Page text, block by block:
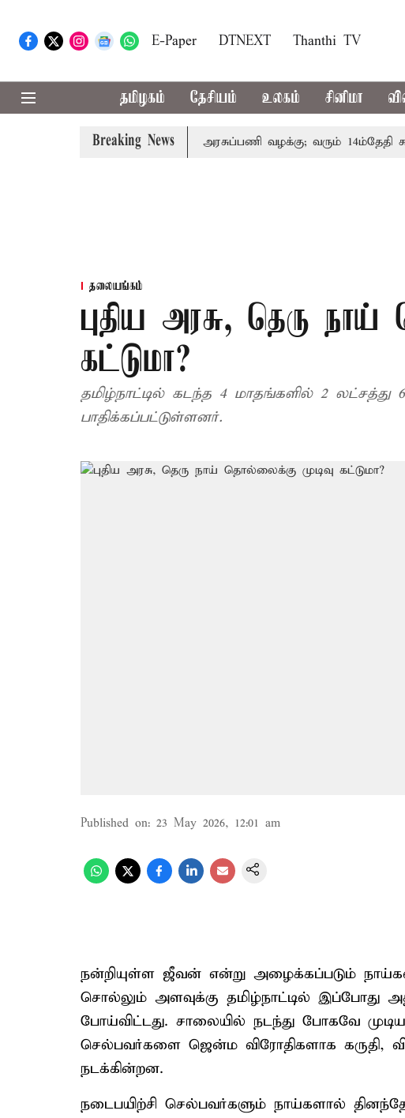
E-Paper DTNEXT Thanthi TV
தமிழகம் தேசியம் உலகம் சினிமா
Breaking News
குடும்பத்தினருக்கு அரசுப்பணி வழக்கு; வரும் 14ம்தேதி
தலையங்கம்
புதிய அரசு, தெரு நாய்
கட்டுமா?
தமிழ்நாட்டில் கடந்த 4 மாதங்களில் 2 லட்சத்து
பாதிக்கப்பட்டுள்ளனர்.
Published on: 23 May 2026, 12:01 am
நன்றியுள்ள ஜீவன் என்று அழைக்கப்படும்
சொல்லும் அளவுக்கு தமிழ்நாட்டில்
போய்விட்டது. சாலையில் நடந்து போகவே
செல்பவர்களை ஜென்ம விரோதிகளாக கருதி,
நடக்கின்றன.
நடைபயிற்சி செல்பவர்களும் நாய்களால்